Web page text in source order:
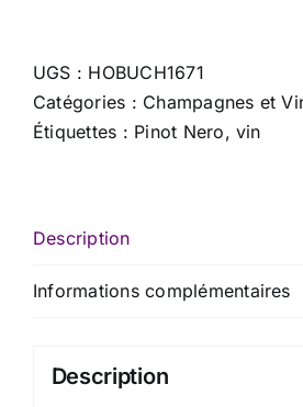
Paloalto
2016
-
UGS : HOBUCH1671
Catégories : Champagnes et
Étiquettes : Pinot Nero,vin
Description
Informations complémentaires
Description